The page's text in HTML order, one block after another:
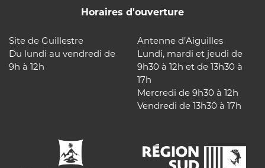
Horaires d'ouverture
Site de Guillestre
Du lundi au vendredi de
9h à 12h
Antenne d’Aiguilles
Lundi, mardi et jeudi de
9h30 à 12h et de 13h30 à
17h
Mercredi de 9h30 à 12h
Vendredi de 13h30 à 17h